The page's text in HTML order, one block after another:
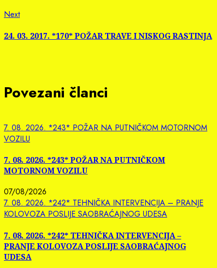
NextNext
24. 03. 2017. *170* POŽAR TRAVE I NISKOG RASTINJA
Povezani članci
7. 08. 2026. *243* POŽAR NA PUTNIČKOM MOTORNOM
VOZILU
7. 08. 2026. *243* POŽAR NA PUTNIČKOM
MOTORNOM VOZILU
07/08/2026
7. 08. 2026. *242* TEHNIČKA INTERVENCIJA – PRANJE
KOLOVOZA POSLIJE SAOBRAĆAJNOG UDESA
7. 08. 2026. *242* TEHNIČKA INTERVENCIJA –
PRANJE KOLOVOZA POSLIJE SAOBRAĆAJNOG
UDESA